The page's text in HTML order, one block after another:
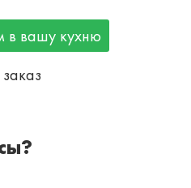
в вашу кухню